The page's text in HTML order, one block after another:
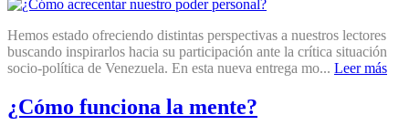
Hemos estado ofreciendo distintas perspectivas a nuestros lectores
buscando inspirarlos hacia su participación ante la crítica situación
socio-política de Venezuela. En esta nueva entrega mo... Leer más
¿Cómo funciona la mente?